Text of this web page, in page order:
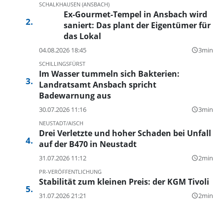
SCHALKHAUSEN (ANSBACH)
Ex-Gourmet-Tempel in Ansbach wird
saniert: Das plant der Eigentümer für
das Lokal
04.08.2026 18:45 query_builder3min
SCHILLINGSFÜRST
Im Wasser tummeln sich Bakterien:
Landratsamt Ansbach spricht
Badewarnung aus
30.07.2026 11:16 query_builder3min
NEUSTADT/AISCH
Drei Verletzte und hoher Schaden bei Unfall
auf der B470 in Neustadt
31.07.2026 11:12 query_builder2min
PR-VERÖFFENTLICHUNG
Stabilität zum kleinen Preis: der KGM Tivoli
31.07.2026 21:21 query_builder2min